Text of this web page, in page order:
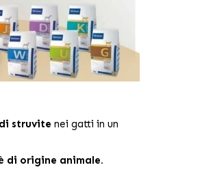
struvite nei gatti in un
di origine animale.